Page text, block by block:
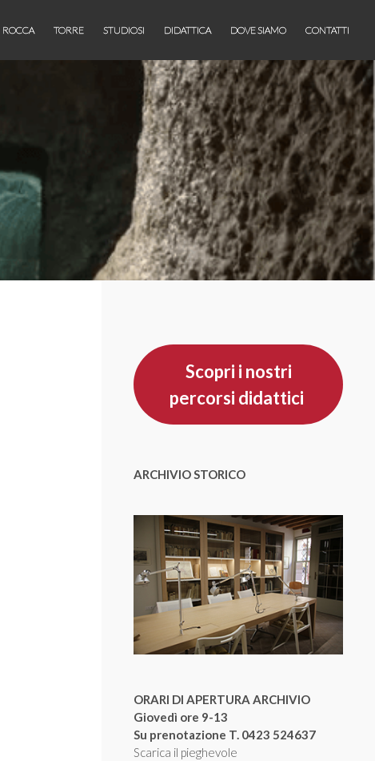
ROCCA TORRE STUDIOSI DIDATTICA DOVE SIAMO CONTATTI
Scopri i nostri
percorsi didattici
ARCHIVIO STORICO
ORARI DI APERTURA ARCHIVIO
Giovedì ore 9-13
Su prenotazione T. 0423 524637
Scarica il pieghevole